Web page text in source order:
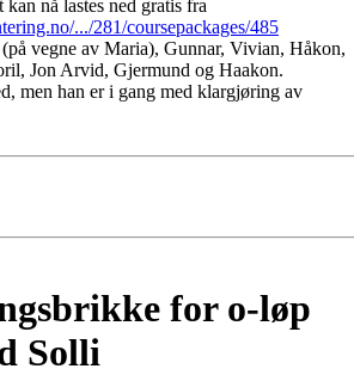
nå lastes ned gratis fra
.../281/coursepackages/485
vegne av Maria), Gunnar, Vivian, Håkon,
Jon Arvid, Gjermund og Haakon.
men han er i gang med klargjøring av
for o-løp
Solli